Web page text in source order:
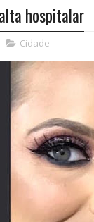
hospitalar
Cidade